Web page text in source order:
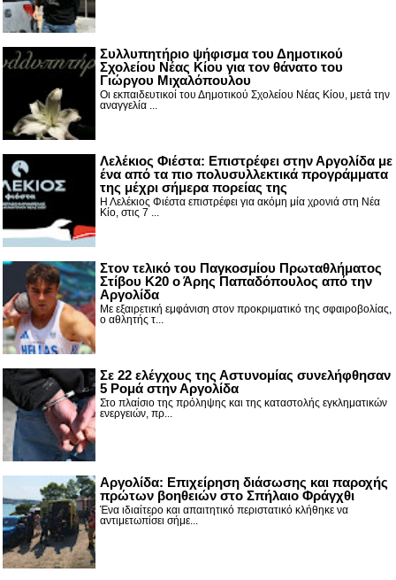
Συλλυπητήριο ψήφισμα του Δημοτικού
Σχολείου Νέας Κίου για τον θάνατο του
Γιώργου Μιχαλόπουλου
Οι εκπαιδευτικοί του Δημοτικού Σχολείου Νέας Κίου, μετά την
αναγγελία ...
Λελέκιος Φιέστα: Επιστρέφει στην Αργολίδα με
ένα από τα πιο πολυσυλλεκτικά προγράμματα
της μέχρι σήμερα πορείας της
Η Λελέκιος Φιέστα επιστρέφει για ακόμη μία χρονιά στη Νέα
Κίο, στις 7 ...
Στον τελικό του Παγκοσμίου Πρωταθλήματος
Στίβου Κ20 ο Άρης Παπαδόπουλος από την
Αργολίδα
Με εξαιρετική εμφάνιση στον προκριματικό της σφαιροβολίας,
ο αθλητής τ...
Σε 22 ελέγχους της Αστυνομίας συνελήφθησαν
5 Ρομά στην Αργολίδα
Στο πλαίσιο της πρόληψης και της καταστολής εγκληματικών
ενεργειών, πρ...
Αργολίδα: Επιχείρηση διάσωσης και παροχής
πρώτων βοηθειών στο Σπήλαιο Φράγχθι
Ένα ιδιαίτερο και απαιτητικό περιστατικό κλήθηκε να
αντιμετωπίσει σήμε...